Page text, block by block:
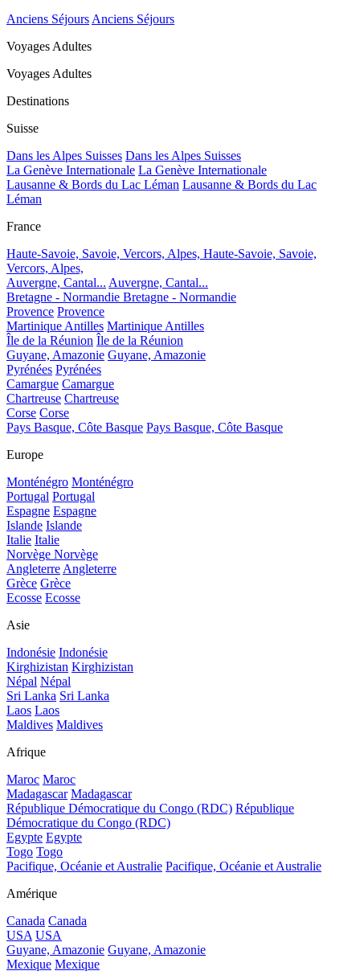
Anciens Séjours Anciens Séjours
Voyages Adultes
Voyages Adultes
Destinations
Suisse
Dans les Alpes Suisses Dans les Alpes Suisses
La Genève Internationale La Genève Internationale
Lausanne & Bords du Lac Léman Lausanne & Bords du Lac
Léman
France
Haute-Savoie, Savoie, Vercors, Alpes, Haute-Savoie, Savoie,
Vercors, Alpes,
Auvergne, Cantal... Auvergne, Cantal...
Bretagne - Normandie Bretagne - Normandie
Provence Provence
Martinique Antilles Martinique Antilles
Île de la Réunion Île de la Réunion
Guyane, Amazonie Guyane, Amazonie
Pyrénées Pyrénées
Camargue Camargue
Chartreuse Chartreuse
Corse Corse
Pays Basque, Côte Basque Pays Basque, Côte Basque
Europe
Monténégro Monténégro
Portugal Portugal
Espagne Espagne
Islande Islande
Italie Italie
Norvège Norvège
Angleterre Angleterre
Grèce Grèce
Ecosse Ecosse
Asie
Indonésie Indonésie
Kirghizistan Kirghizistan
Népal Népal
Sri Lanka Sri Lanka
Laos Laos
Maldives Maldives
Afrique
Maroc Maroc
Madagascar Madagascar
République Démocratique du Congo (RDC) République
Démocratique du Congo (RDC)
Egypte Egypte
Togo Togo
Pacifique, Océanie et Australie Pacifique, Océanie et Australie
Amérique
Canada Canada
USA USA
Guyane, Amazonie Guyane, Amazonie
Mexique Mexique